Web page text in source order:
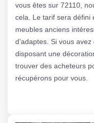
vous êtes sur 72110,
cela. Le tarif sera défini
meubles anciens
d’adaptes. Si vous
disposant une
trouver des acheteurs
récupérons pour vous.